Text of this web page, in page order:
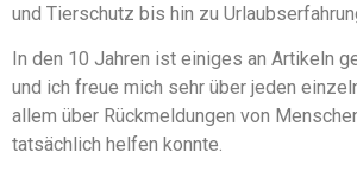
und Tierschutz bis hin zu
In den 10 Jahren ist einiges an Artikeln
und ich freue mich sehr über jeden
allem über Rückmeldungen von
tatsächlich helfen konnte.